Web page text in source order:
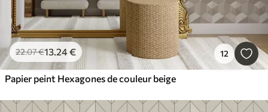
22.07€13.24€ 12
Papier peint Hexagones de couleur beige